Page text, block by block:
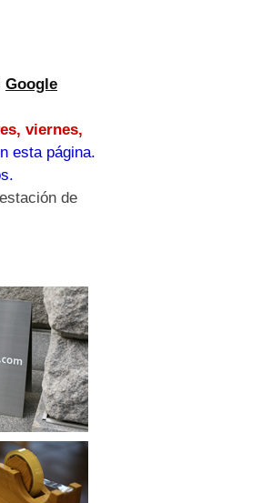
Google
viernes,
esta página.
de